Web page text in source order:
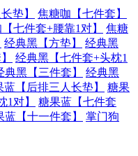
垫】
焦糖咖【七件套】
七件套+腰靠1对】
焦糖
经典黑【方垫】
经典黑
经典黑【七件套+头枕1
典黑【三件套】
经典黑
蓝【后排三人长垫】
糖果
1对】
糖果蓝【七件套
蓝【十一件套】
掌门狗